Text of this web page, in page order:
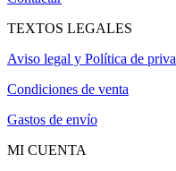
TEXTOS LEGALES
Aviso legal y Política de
Condiciones de venta
Gastos de envío
MI CUENTA